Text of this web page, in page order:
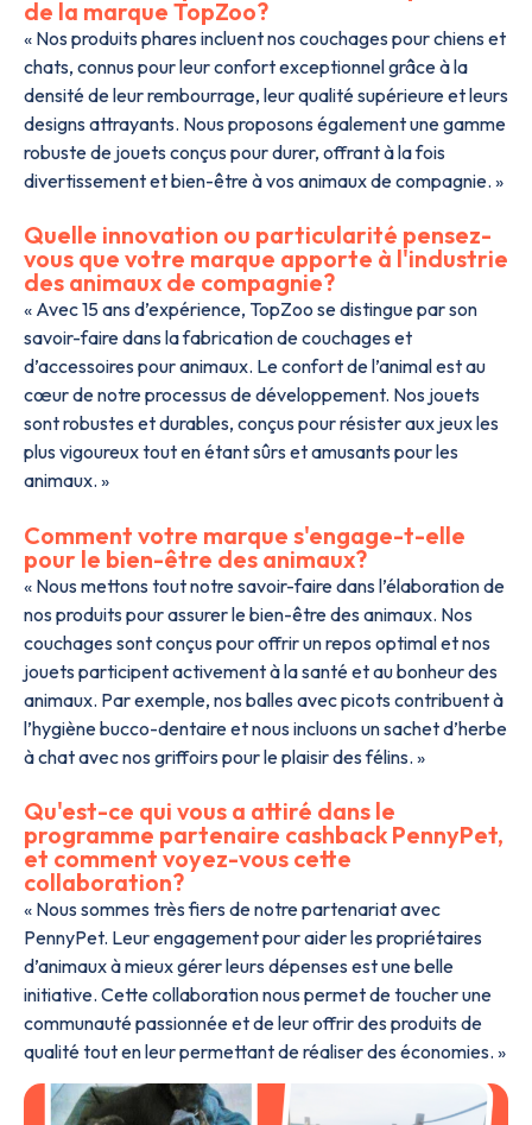
de la marque TopZoo?
« Nos produits phares incluent nos couchages pour chiens et
chats, connus pour leur confort exceptionnel grâce à la
densité de leur rembourrage, leur qualité supérieure et leurs
designs attrayants. Nous proposons également une gamme
robuste de jouets conçus pour durer, offrant à la fois
divertissement et bien-être à vos animaux de compagnie. »
Quelle innovation ou particularité pensez-
vous que votre marque apporte à l'industrie
des animaux de compagnie?
« Avec 15 ans d’expérience, TopZoo se distingue par son
savoir-faire dans la fabrication de couchages et
d’accessoires pour animaux. Le confort de l’animal est au
cœur de notre processus de développement. Nos jouets
sont robustes et durables, conçus pour résister aux jeux les
plus vigoureux tout en étant sûrs et amusants pour les
animaux. »
Comment votre marque s'engage-t-elle
pour le bien-être des animaux?
« Nous mettons tout notre savoir-faire dans l’élaboration de
nos produits pour assurer le bien-être des animaux. Nos
couchages sont conçus pour offrir un repos optimal et nos
jouets participent activement à la santé et au bonheur des
animaux. Par exemple, nos balles avec picots contribuent à
l’hygiène bucco-dentaire et nous incluons un sachet d’herbe
à chat avec nos griffoirs pour le plaisir des félins. »
Qu'est-ce qui vous a attiré dans le
programme partenaire cashback PennyPet,
et comment voyez-vous cette
collaboration?
« Nous sommes très fiers de notre partenariat avec
PennyPet. Leur engagement pour aider les propriétaires
d’animaux à mieux gérer leurs dépenses est une belle
initiative. Cette collaboration nous permet de toucher une
communauté passionnée et de leur offrir des produits de
qualité tout en leur permettant de réaliser des économies. »